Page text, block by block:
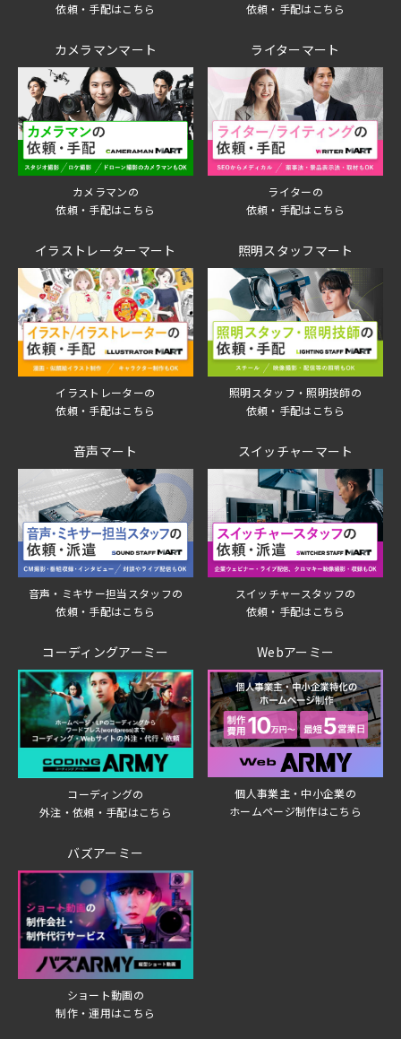
依頼・手配はこちら
依頼・手配はこちら
カメラマンマート
カメラマンの
依頼・手配はこちら
ライターマート
ライターの
依頼・手配はこちら
イラストレーターマート
イラストレーターの
依頼・手配はこちら
照明スタッフマート
照明スタッフ・照明技師の
依頼・手配はこちら
音声マート
音声・ミキサー担当スタッフの
依頼・手配はこちら
スイッチャーマート
スイッチャースタッフの
依頼・手配はこちら
コーディングアーミー
コーディングの
外注・依頼・手配はこちら
Webアーミー
個人事業主・中小企業の
ホームページ制作はこちら
バズアーミー
ショート動画の
制作・運用はこちら